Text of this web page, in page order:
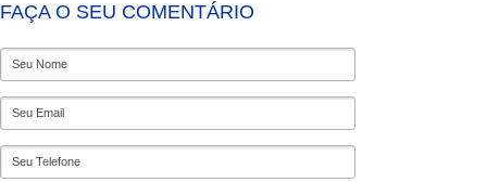
FAÇA O SEU COMENTÁRIO